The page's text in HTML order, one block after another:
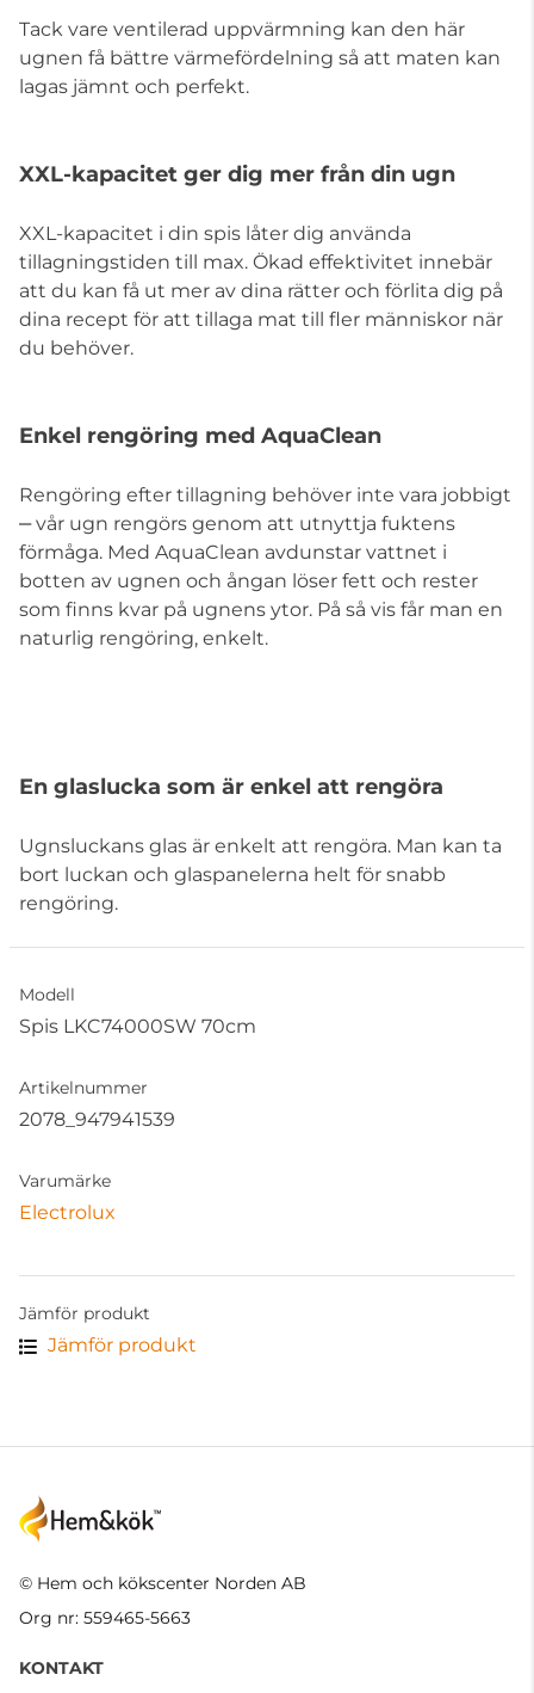
Tack vare ventilerad uppvärmning kan den här
ugnen få bättre värmefördelning så att maten kan
lagas jämnt och perfekt.
XXL-kapacitet ger dig mer från din ugn
XXL-kapacitet i din spis låter dig använda
tillagningstiden till max. Ökad effektivitet innebär
att du kan få ut mer av dina rätter och förlita dig på
dina recept för att tillaga mat till fler människor när
du behöver.
Enkel rengöring med AquaClean
Rengöring efter tillagning behöver inte vara jobbigt
‒ vår ugn rengörs genom att utnyttja fuktens
förmåga. Med AquaClean avdunstar vattnet i
botten av ugnen och ångan löser fett och rester
som finns kvar på ugnens ytor. På så vis får man en
naturlig rengöring, enkelt.
En glaslucka som är enkel att rengöra
Ugnsluckans glas är enkelt att rengöra. Man kan ta
bort luckan och glaspanelerna helt för snabb
rengöring.
Modell
Spis LKC74000SW 70cm
Artikelnummer
2078_947941539
Varumärke
Electrolux
Jämför produkt
Jämför produkt
© Hem och kökscenter Norden AB
Org nr: 559465-5663
KONTAKT